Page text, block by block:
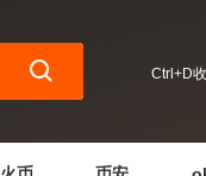
Ctrl+D